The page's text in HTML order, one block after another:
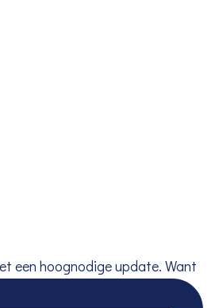
een hoognodige update. Want